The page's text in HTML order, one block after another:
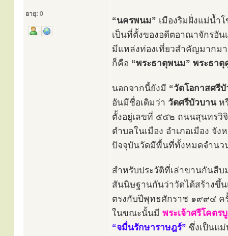
อายุ: 0
“นครพนม” เมืองริมฝั่งแม่น้ำ
เป็นที่ตั้งของอดีตอาณาจักรอัน
มีแหล่งท่องเที่ยวสำคัญมากม
ก็คือ “พระธาตุพนม” พระธา
นอกจากนี้ยังมี “วัดโอกาสศรี
อันมีชื่อเดิมว่า วัดศรีบัวบานห
ตั้งอยู่เลขที่ ๕๕๒ ถนนสุนทรวิ
ตำบลในเมือง อำเภอเมือง
ปัจจุบันวัดมีพื้นที่ทั้งหมดจำนว
สำหรับประวัติที่เล่าขานกันสืบ
สันนิษฐานกันว่าวัดได้สร้างขึ้
ตรงกับปีพุทธศักราช ๑๙๙๔ ค
ในขณะนั้นมี พระเจ้าศรีโคตร
“จมื่นรักษาราษฎร์” ซึ่งเป็นแ